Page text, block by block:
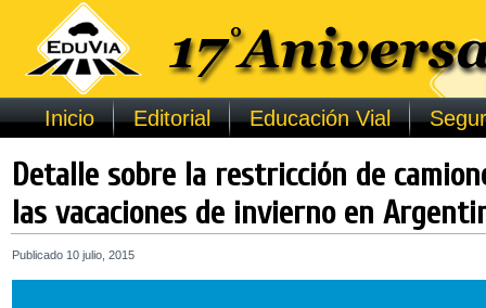
Inicio Editorial Educación Vial
Detalle sobre la restricción de
las vacaciones de invierno en
Publicado 10 julio, 2015